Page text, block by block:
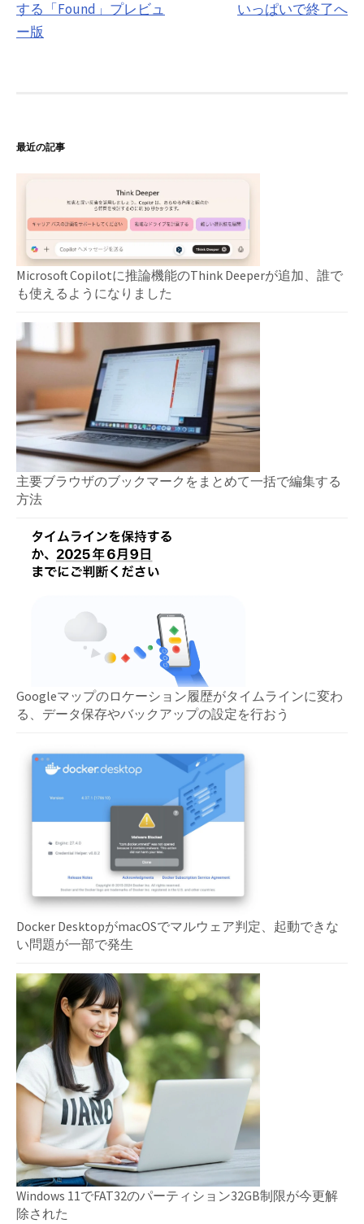
ビ
ョ
ン
する「Found」プレビュ
ー版
いっぱいで終了へ
最近の記事
Microsoft Copilotに推論機能のThink Deeperが追加、誰で
も使えるようになりました
主要ブラウザのブックマークをまとめて一括で編集する
方法
Googleマップのロケーション履歴がタイムラインに変わ
る、データ保存やバックアップの設定を行おう
Docker DesktopがmacOSでマルウェア判定、起動できな
い問題が一部で発生
Windows 11でFAT32のパーティション32GB制限が今更解
除された